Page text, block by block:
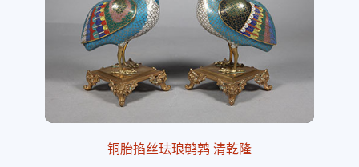
铜胎掐丝珐琅鹌鹑 清乾隆